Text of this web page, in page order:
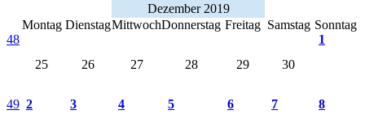
Dezember 2019
Montag DienstagMittwochDonnerstag Freitag Samstag Sonntag
48
25
26 27 28 29 30
1
49 2 3 4 5 6 7 8